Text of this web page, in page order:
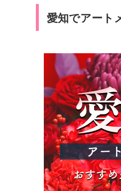
愛知でアート